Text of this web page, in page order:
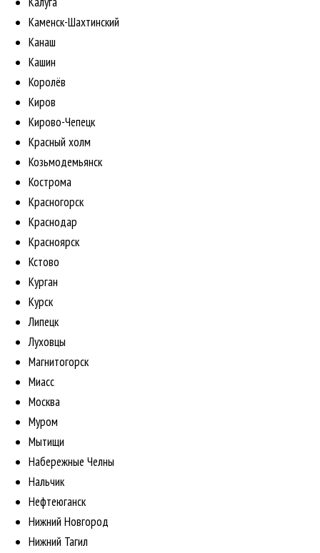
Каменск-Шахтинский
Канаш
Кашин
Королёв
Киров
Кирово-Чепецк
Красный холм
Козьмодемьянск
Кострома
Красногорск
Краснодар
Красноярск
Кстово
Курган
Курск
Липецк
Луховцы
Магнитогорск
Миасс
Москва
Муром
Мытищи
Набережные Челны
Нальчик
Нефтеюганск
Нижний Новгород
Нижний Тагил